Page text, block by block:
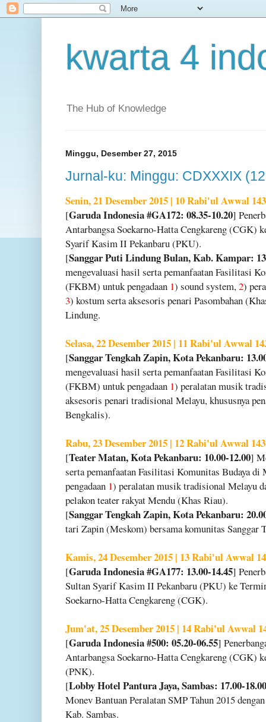
kwarta 4
The Hub of Knowledge
Minggu, Desember 27, 2015
Jurnal-ku: Minggu: CDXXXIX
Senin, 21 Desember 2015 | 10 Rabi'ul Awwal
[Garuda Indonesia #GA172: 08.35-10.20]
Antarbangsa Soekarno-Hatta Cengkareng (CGK)
Syarif Kasim II Pekanbaru (PKU).
[Sanggar Puti Lindung Bulan, Kab. Kampar:
mengevaluasi hasil serta pemanfaatan Fasilitasi
(FKBM) untuk pengadaan 1) sound system,2)
3) kostum serta aksesoris penari Pasombahan
Lindung.
Selasa, 22 Desember 2015 | 11 Rabi'ul Awwal
[Sanggar Tengkah Zapin, Kota Pekanbaru:
mengevaluasi hasil serta pemanfaatan Fasilitasi
(FKBM) untuk pengadaan 1) peralatan musik
aksesoris penari tradisional Melayu, khususnya
Bengkalis).
Rabu, 23 Desember 2015 | 12 Rabi'ul Awwal
[Teater Matan, Kota Pekanbaru: 10.00-12.00]
serta pemanfaatan Fasilitasi Komunitas Budaya
pengadaan 1) peralatan musik tradisional Melayu
pelakon teater rakyat Mendu (Khas Riau).
[Sanggar Tengkah Zapin, Kota Pekanbaru:
tari Zapin (Meskom) bersama komunitas Sanggar
Kamis, 24 Desember 2015 | 13 Rabi'ul Awwal
[Garuda Indonesia #GA177: 13.00-14.45]
Sultan Syarif Kasim II Pekanbaru (PKU) ke
Soekarno-Hatta Cengkareng (CGK).
Jum'at, 25 Desember 2015 | 14 Rabi'ul Awwal
[Garuda Indonesia #500: 05.20-06.55]
Antarbangsa Soekarno-Hatta Cengkareng (CGK)
(PNK).
[Lobby Hotel Pantura Jaya, Sambas: 17.00-18.00
Monev Bantuan Peralatan SMP Tahun 2015
Kab. Sambas.